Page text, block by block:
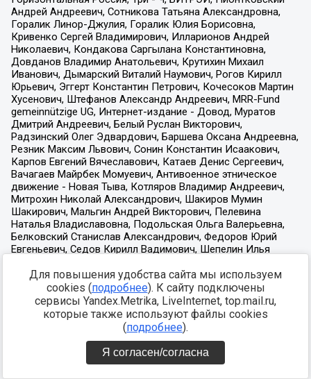
Для повышения удобства сайта мы используем
cookies (подробнее). К сайту подключены
сервисы Yandex.Metrika, LiveInternet, top.mail.ru,
которые также используют файлы cookies
(подробнее).
Я согласен/согласна